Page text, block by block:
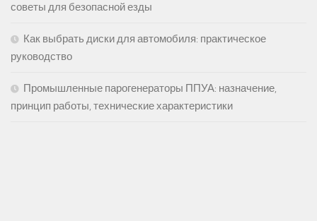
советы для безопасной езды
Как выбрать диски для автомобиля: практическое
руководство
Промышленные парогенераторы ППУА: назначение,
принцип работы, технические характеристики